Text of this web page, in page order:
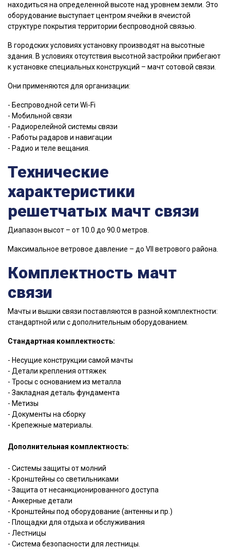
находиться на определенной высоте над уровнем земли. Это
оборудование выступает центром ячейки в ячеистой
структуре покрытия территории беспроводной связью.
В городских условиях установку производят на высотные
здания. В условиях отсутствия высотной застройки прибегают
к установке специальных конструкций – мачт сотовой связи.
Они применяются для организации:
- Беспроводной сети Wi-Fi
- Мобильной связи
- Радиорелейной системы связи
- Работы радаров и навигации
- Радио и теле вещания.
Технические
характеристики
решетчатых мачт связи
Диапазон высот – от 10.0 до 90.0 метров.
Максимальное ветровое давление – до VII ветрового района.
Комплектность мачт
связи
Мачты и вышки связи поставляются в разной комплектности:
стандартной или с дополнительным оборудованием.
Стандартная комплектность:
- Несущие конструкции самой мачты
- Детали крепления оттяжек
- Тросы с основанием из металла
- Закладная деталь фундамента
- Метизы
- Документы на сборку
- Крепежные материалы.
Дополнительная комплектность:
- Системы защиты от молний
- Кронштейны со светильниками
- Защита от несанкционированного доступа
- Анкерные детали
- Кронштейны под оборудование (антенны и пр.)
- Площадки для отдыха и обслуживания
- Лестницы
- Система безопасности для лестницы.